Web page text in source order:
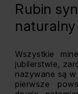
Rubin
naturalny
Wszystkie
jubilerstwie,
nazywane są w
pierwsze